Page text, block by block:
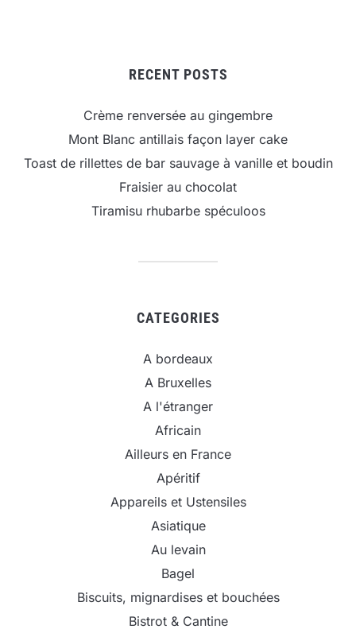
RECENT POSTS
Crème renversée au gingembre
Mont Blanc antillais façon layer cake
Toast de rillettes de bar sauvage à vanille et boudin
Fraisier au chocolat
Tiramisu rhubarbe spéculoos
CATEGORIES
A bordeaux
A Bruxelles
A l'étranger
Africain
Ailleurs en France
Apéritif
Appareils et Ustensiles
Asiatique
Au levain
Bagel
Biscuits, mignardises et bouchées
Bistrot & Cantine